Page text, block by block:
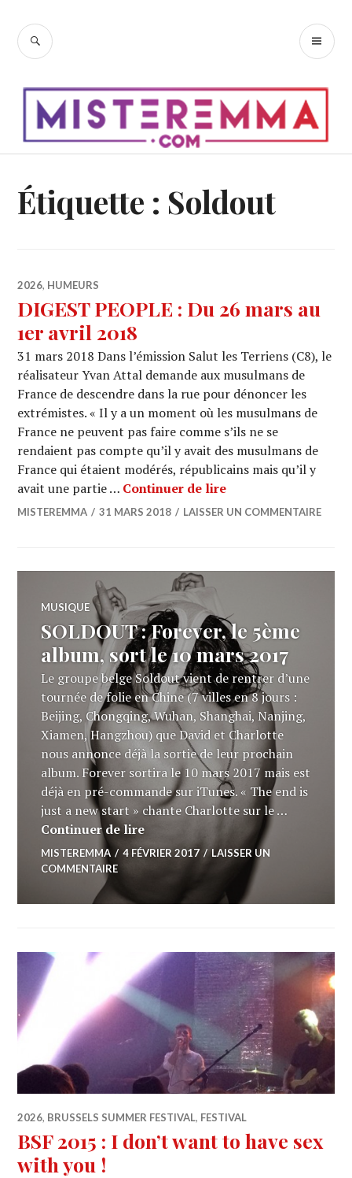
contenu
RECHERCHE
Étiquette : Soldout
2026, HUMEURS
DIGEST PEOPLE : Du 26 mars au
1er avril 2018
31 mars 2018 Dans l’émission Salut les Terriens (C8), le
réalisateur Yvan Attal demande aux musulmans de
France de descendre dans la rue pour dénoncer les
extrémistes. « Il y a un moment où les musulmans de
France ne peuvent pas faire comme s’ils ne se
rendaient pas compte qu’il y avait des musulmans de
France qui étaient modérés, républicains mais qu’il y
avait une partie … Continuer de lireDIGEST PEOPLE :
MISTEREMMA 31 MARS 2018 LAISSER UN COMMENTAIRE
MUSIQUE
SOLDOUT : Forever, le 5ème
album, sort le 10 mars 2017
Le groupe belge Soldout vient de rentrer d’une
tournée de folie en Chine (7 villes en 8 jours :
Beijing, Chongqing, Wuhan, Shanghai, Nanjing,
Xiamen, Hangzhou) que David et Charlotte
nous annonce déjà la sortie de leur prochain
album. Forever sortira le 10 mars 2017 mais est
déjà en pré-commande sur iTunes. « The end is
just a new start » chante Charlotte sur le …
Continuer de lireSOLDOUT : Forever, le 5ème
MISTEREMMA 4 FÉVRIER 2017
LAISSER UN
COMMENTAIRE
2026, BRUSSELS SUMMER FESTIVAL, FESTIVAL
BSF 2015 : I don’t want to have sex
with you !